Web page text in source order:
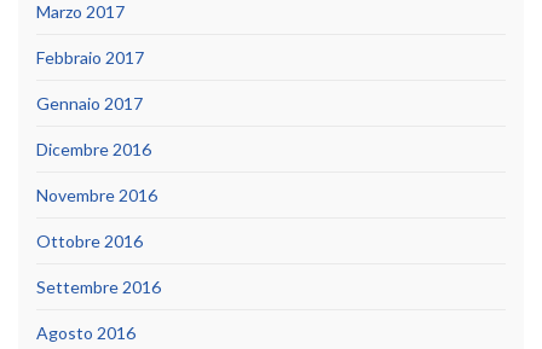
Marzo 2017
Febbraio 2017
Gennaio 2017
Dicembre 2016
Novembre 2016
Ottobre 2016
Settembre 2016
Agosto 2016